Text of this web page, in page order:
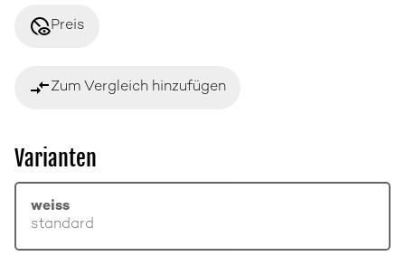
disabled_visiblePreis
compare_arrowsZum Vergleich hinzufügen
Varianten
weiss
standard